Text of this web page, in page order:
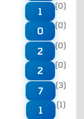
1
(0)
0
(0)
2
(0)
2
(0)
7
(3)
1
(1)